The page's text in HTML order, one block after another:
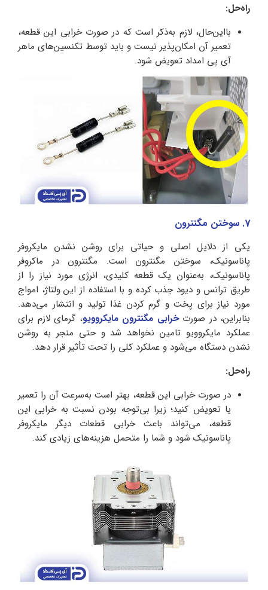
راه‌حل:
با‌این‌حال، لازم به‌ذکر است که در صورت خرابی این قطعه،
تعمیر آن امکان‌پذیر نیست و باید توسط تکنسین‌های ماهر
آی پی امداد تعویض شود.
7. سوختن مگنترون
یکی از دلایل اصلی و حیاتی برای روشن نشدن مایکروفر
پاناسونیک، سوختن مگنترون است. مگنترون در ماکروفر
پاناسونیک، به‌عنوان یک قطعه کلیدی، انرژی مورد نیاز را از
طریق ترانس و دیود جذب کرده و با استفاده از این ولتاژ، امواج
مورد نیاز برای پخت و گرم کردن غذا تولید و انتشار می‌دهد.
بنابراین، در صورتخرابی مگنترون مایکروویو، گرمای لازم برای
عملکرد مایکروویو تامین نخواهد شد و حتی منجر به روشن
نشدن دستگاه می‌شود و عملکرد کلی را تحت تأثیر قرار دهد.
راه‌حل:
در صورت خرابی این قطعه، بهتر است به‌سرعت آن را تعمیر
یا تعویض کنید؛ زیرا بی‌توجه بودن نسبت به خرابی این
قطعه، می‌تواند باعث خرابی قطعات دیگر مایکروفر
پاناسونیک شود و شما را متحمل هزینه‌های زیادی کند.